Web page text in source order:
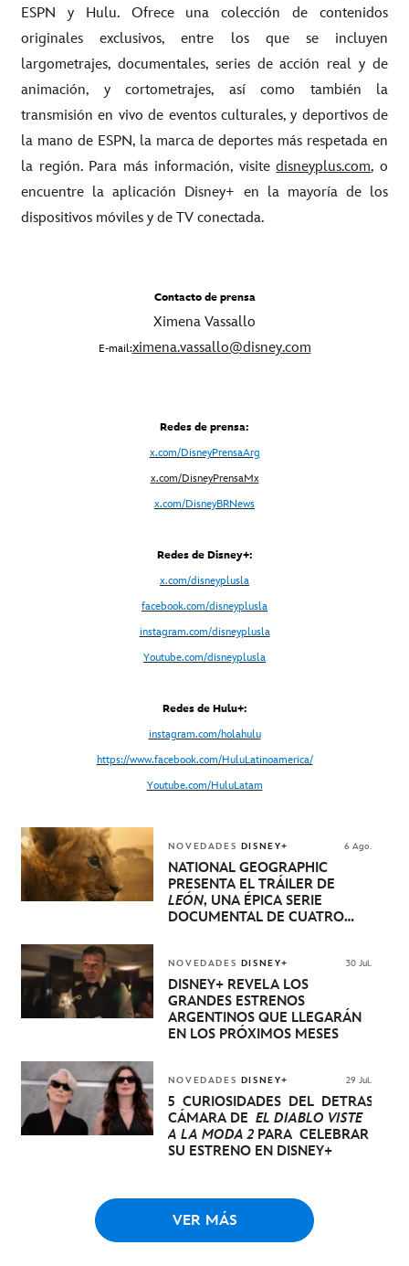
ESPN y Hulu. Ofrece una colección de contenidos
originales exclusivos, entre los que se incluyen
largometrajes, documentales, series de acción real y de
animación, y cortometrajes, así como también la
transmisión en vivo de eventos culturales, y deportivos de
la mano de ESPN, la marca de deportes más respetada en
la región. Para más información, visitedisneyplus.com, o
encuentre la aplicación Disney+ en la mayoría de los
dispositivos móviles y de TV conectada.
Contacto de prensa
Ximena Vassallo
E-mail:ximena.vassallo@disney.com
Redes de prensa:
x.com/DisneyPrensaArg
x.com/DisneyPrensaMx
x.com/DisneyBRNews
Redes de Disney+:
x.com/disneyplusla
facebook.com/disneyplusla
instagram.com/disneyplusla
Youtube.com/disneyplusla
Redes de Hulu+:
instagram.com/holahulu
https://www.facebook.com/HuluLatinoamerica/
Youtube.com/HuluLatam
NOVEDADES DISNEY+ 6 Ago.
NATIONAL GEOGRAPHIC
PRESENTA EL TRÁILER DE
LEÓN, UNA ÉPICA SERIE
DOCUMENTAL DE CUATRO
DE UN CACHORRO DE LEÓN
HASTA QUE SE CONVIERTE EN
REY
NOVEDADES DISNEY+ 30 Jul.
DISNEY+ REVELA LOS
GRANDES ESTRENOS
ARGENTINOS QUE LLEGARÁN
EN LOS PRÓXIMOS MESES
NOVEDADES DISNEY+ 29 Jul.
5 CURIOSIDADES DEL DETRÁS DE
CÁMARA DE EL DIABLO VISTE
A LA MODA 2PARA CELEBRAR
SU ESTRENO EN DISNEY+
VER MÁS